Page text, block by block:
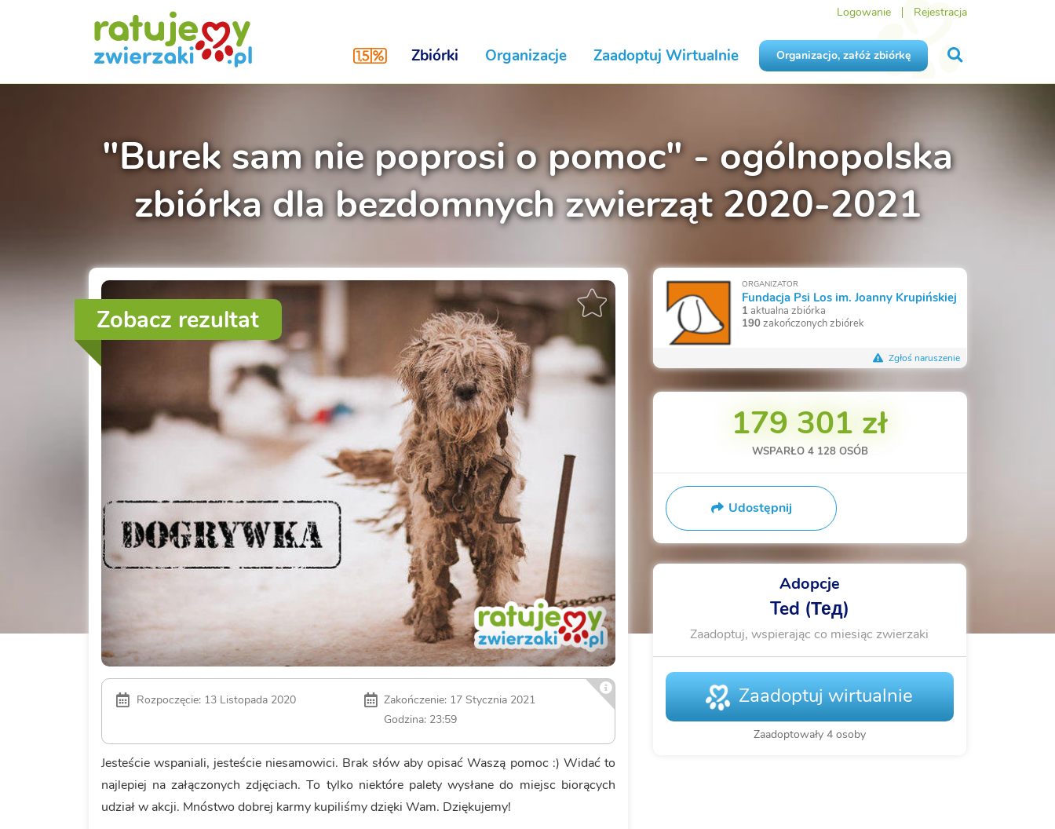
Logowanie Rejestracja
Zbiórki Organizacje Zaadoptuj Wirtualnie Organizacjo, załóż zbiórkę
"Burek sam nie poprosi o pomoc" - ogólnopolska
zbiórka dla bezdomnych zwierząt 2020-2021
Zobacz rezultat
Rozpoczęcie: 13 Listopada 2020
Zakończenie: 17 Stycznia 2021
Godzina: 23:59
Jesteście wspaniali, jesteście niesamowici. Brak słów aby opisać Waszą pomoc :) Widać to
najlepiej na załączonych zdjęciach. To tylko niektóre palety wysłane do miejsc biorących
udział w akcji. Mnóstwo dobrej karmy kupiliśmy dzięki Wam. Dziękujemy!
ORGANIZATOR
Fundacja Psi Los im. Joanny Krupińskiej
1aktualna zbiórka
190zakończonych zbiórek
Zgłoś naruszenie
179 301 zł
WSPARŁO 4 128OSÓB
Udostępnij
Adopcje
Ted (Тед)
Zaadoptuj, wspierając co miesiąc zwierzaki
Zaadoptuj wirtualnie
Zaadoptowały 4 osoby